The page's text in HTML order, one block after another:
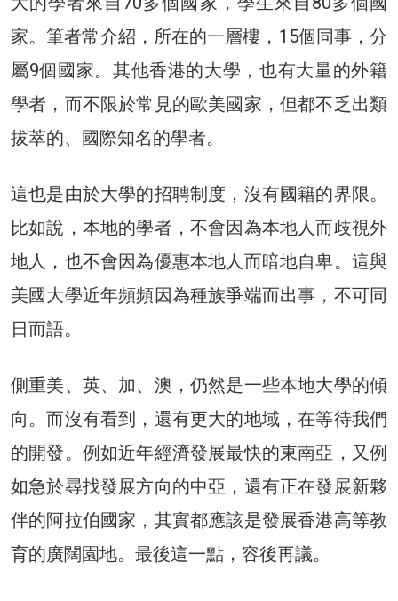
家。筆者常介紹，所在的一層樓，15個同事，分
屬9個國家。其他香港的大學，也有大量的外籍
學者，而不限於常見的歐美國家，但都不乏出類
拔萃的、國際知名的學者。
這也是由於大學的招聘制度，沒有國籍的界限。
比如說，本地的學者，不會因為本地人而歧視外
地人，也不會因為優惠本地人而暗地自卑。這與
美國大學近年頻頻因為種族爭端而出事，不可同
日而語。
側重美、英、加、澳，仍然是一些本地大學的傾
向。而沒有看到，還有更大的地域，在等待我們
的開發。例如近年經濟發展最快的東南亞，又例
如急於尋找發展方向的中亞，還有正在發展新夥
伴的阿拉伯國家，其實都應該是發展香港高等教
育的廣闊園地。最後這一點，容後再議。